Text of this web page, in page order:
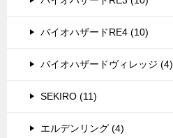
バイオハザードRE4 (10)
バイオハザードヴィレッジ (4)
SEKIRO (11)
エルデンリング (4)